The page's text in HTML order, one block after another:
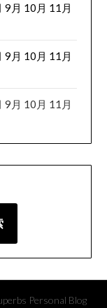
9月 10月 11月
9月 10月 11月
9月 10月 11月
Personal Blog